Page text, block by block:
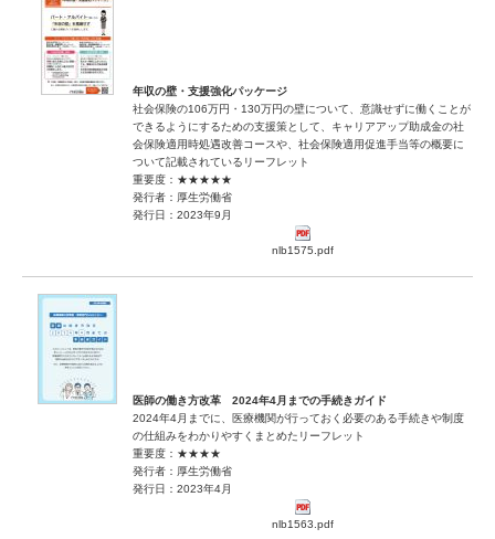
年収の壁・支援強化パッケージ
社会保険の106万円・130万円の壁について、意識せずに働くことが
できるようにするための支援策として、キャリアアップ助成金の社
会保険適用時処遇改善コースや、社会保険適用促進手当等の概要に
ついて記載されているリーフレット
重要度：★★★★★
発行者：厚生労働省
発行日：2023年9月
nlb1575.pdf
医師の働き方改革 2024年4月までの手続きガイド
2024年4月までに、医療機関が行っておく必要のある手続きや制度
の仕組みをわかりやすくまとめたリーフレット
重要度：★★★★
発行者：厚生労働省
発行日：2023年4月
nlb1563.pdf